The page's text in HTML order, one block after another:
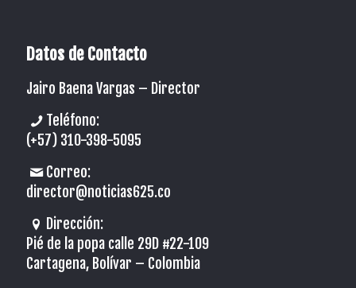
Datos de Contacto
Jairo Baena Vargas – Director
Teléfono:
(+57) 310-398-5095
Correo:
director@noticias625.co
Dirección:
Pié de la popa calle 29D #22-109
Cartagena, Bolívar – Colombia